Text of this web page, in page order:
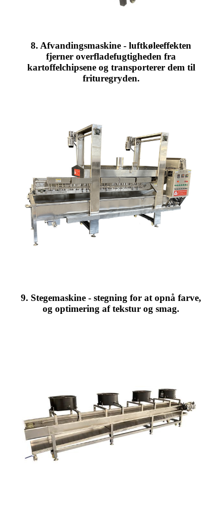
8. Afvandingsmaskine - luftkøleeffekten
fjerner overfladefugtigheden fra
kartoffelchipsene og transporterer dem til
frituregryden.
9. Stegemaskine - stegning for at opnå farve,
og optimering af tekstur og smag.